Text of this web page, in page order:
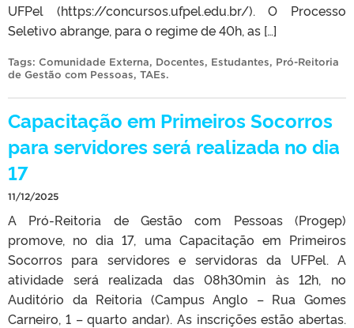
UFPel (https://concursos.ufpel.edu.br/). O Processo
Seletivo abrange, para o regime de 40h, as […]
Tags: Comunidade Externa, Docentes, Estudantes, Pró-Reitoria
de Gestão com Pessoas, TAEs.
Capacitação em Primeiros Socorros
para servidores será realizada no dia
17
11/12/2025
A Pró-Reitoria de Gestão com Pessoas (Progep)
promove, no dia 17, uma Capacitação em Primeiros
Socorros para servidores e servidoras da UFPel. A
atividade será realizada das 08h30min às 12h, no
Auditório da Reitoria (Campus Anglo – Rua Gomes
Carneiro, 1 – quarto andar). As inscrições estão abertas.